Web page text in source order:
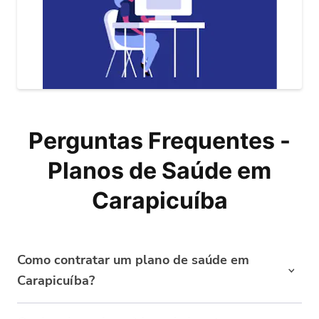
Perguntas Frequentes -
Planos de Saúde em
Carapicuíba
Como contratar um plano de saúde em
Carapicuíba?